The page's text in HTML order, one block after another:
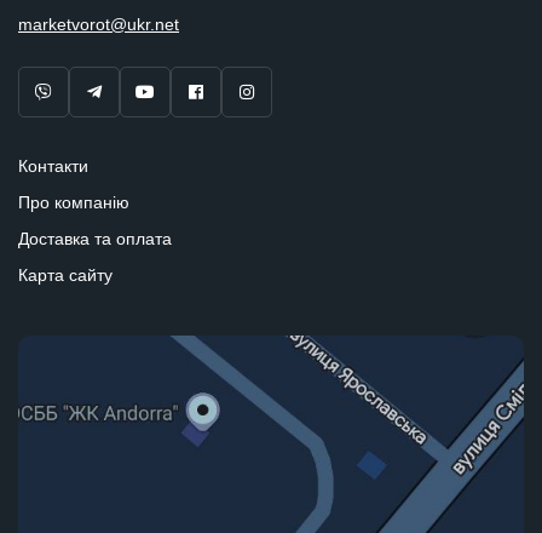
marketvorot@ukr.net
Контакти
Про компанію
Доставка та оплата
Карта сайту